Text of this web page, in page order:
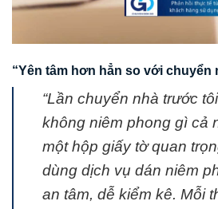
“Yên tâm hơn hẳn so với chuyển
“Lần chuyển nhà trước
không niêm phong gì cả
một hộp giấy tờ quan
dùng dịch vụ dán niêm
an tâm, dễ kiểm kê. Mỗi